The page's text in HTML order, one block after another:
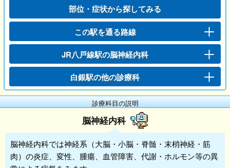
部位・症状から探してみる
この駅を通る路線
JR八戸線駅の脳神経内科
白銀駅の他の診療科
診療科目の説明
脳神経内科
脳神経内科では神経系（大脳・小脳・脊髄・末梢神経・筋
肉）の炎症、変性、腫瘍、血管障害、代謝・ホルモン等の異